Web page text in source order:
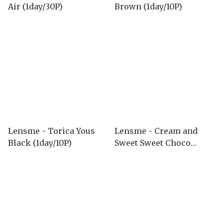
Air (1day/30P)
Brown (1day/10P)
Lensme - Torica Yous
Black (1day/10P)
Lensme - Cream and
Sweet Sweet Choco